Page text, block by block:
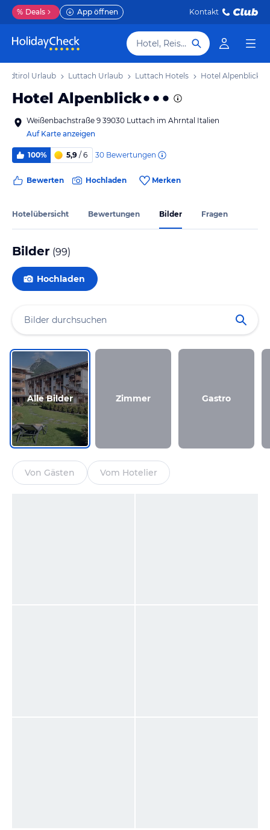
% Deals App öffnen Kontakt
Hotel, Reiseziel
Südtirol Urlaub Luttach Urlaub Luttach Hotels Hotel Alpenblick
Hotel Alpenblick
Weißenbachstraße 9 39030 Luttach im Ahrntal Italien
Auf Karte anzeigen
100% 5,9 / 6 30 Bewertungen
Bewerten Hochladen Merken
Hotelübersicht Bewertungen Bilder Fragen
Bilder (99)
Hochladen
Alle Bilder Zimmer Gastro
Von Gästen Vom Hotelier